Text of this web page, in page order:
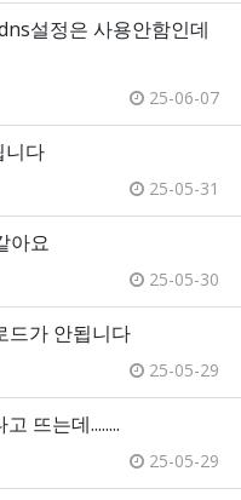
설정은 사용안함인데
25-06-07
니다
25-05-31
아요
25-05-30
드가 안됩니다
25-05-29
뜨는데........
25-05-29